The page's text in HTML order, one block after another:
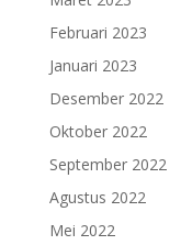
Februari 2023
Januari 2023
Desember 2022
Oktober 2022
September 2022
Agustus 2022
Mei 2022